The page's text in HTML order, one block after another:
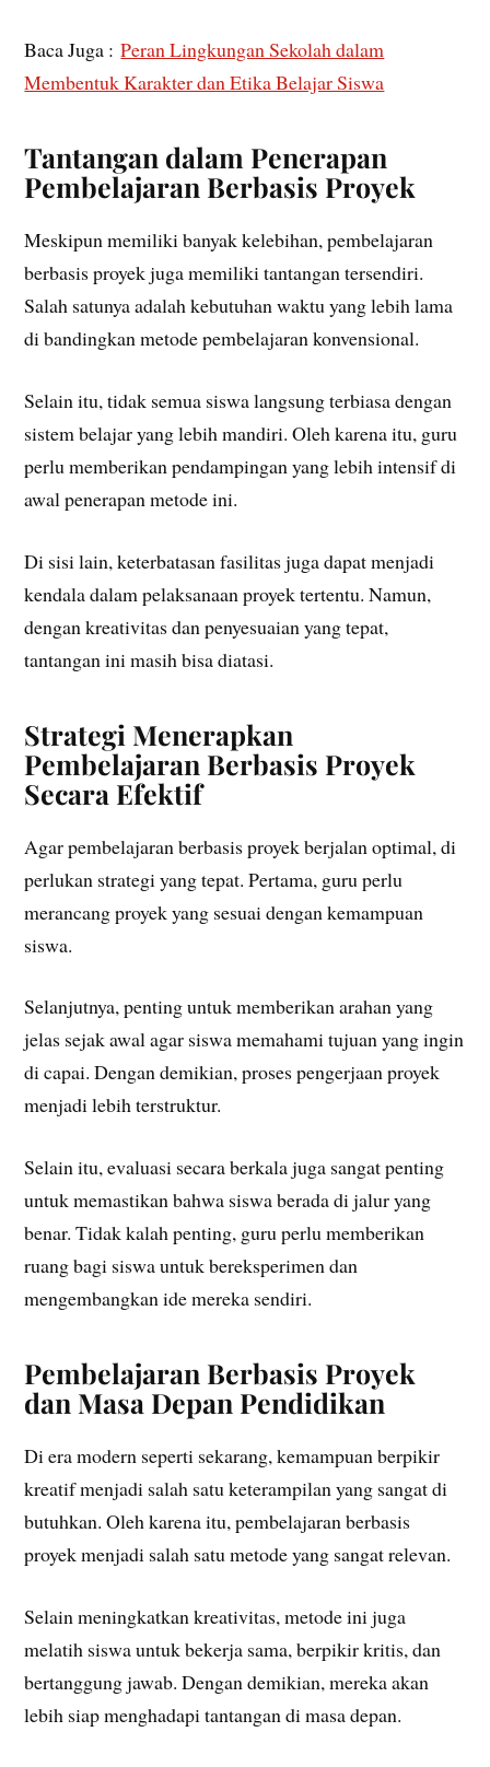
Baca Juga :Peran Lingkungan Sekolah dalam
Membentuk Karakter dan Etika Belajar Siswa
Tantangan dalam Penerapan
Pembelajaran Berbasis Proyek
Meskipun memiliki banyak kelebihan, pembelajaran
berbasis proyek juga memiliki tantangan tersendiri.
Salah satunya adalah kebutuhan waktu yang lebih lama
di bandingkan metode pembelajaran konvensional.
Selain itu, tidak semua siswa langsung terbiasa dengan
sistem belajar yang lebih mandiri. Oleh karena itu, guru
perlu memberikan pendampingan yang lebih intensif di
awal penerapan metode ini.
Di sisi lain, keterbatasan fasilitas juga dapat menjadi
kendala dalam pelaksanaan proyek tertentu. Namun,
dengan kreativitas dan penyesuaian yang tepat,
tantangan ini masih bisa diatasi.
Strategi Menerapkan
Pembelajaran Berbasis Proyek
Secara Efektif
Agar pembelajaran berbasis proyek berjalan optimal, di
perlukan strategi yang tepat. Pertama, guru perlu
merancang proyek yang sesuai dengan kemampuan
siswa.
Selanjutnya, penting untuk memberikan arahan yang
jelas sejak awal agar siswa memahami tujuan yang ingin
di capai. Dengan demikian, proses pengerjaan proyek
menjadi lebih terstruktur.
Selain itu, evaluasi secara berkala juga sangat penting
untuk memastikan bahwa siswa berada di jalur yang
benar. Tidak kalah penting, guru perlu memberikan
ruang bagi siswa untuk bereksperimen dan
mengembangkan ide mereka sendiri.
Pembelajaran Berbasis Proyek
dan Masa Depan Pendidikan
Di era modern seperti sekarang, kemampuan berpikir
kreatif menjadi salah satu keterampilan yang sangat di
butuhkan. Oleh karena itu, pembelajaran berbasis
proyek menjadi salah satu metode yang sangat relevan.
Selain meningkatkan kreativitas, metode ini juga
melatih siswa untuk bekerja sama, berpikir kritis, dan
bertanggung jawab. Dengan demikian, mereka akan
lebih siap menghadapi tantangan di masa depan.